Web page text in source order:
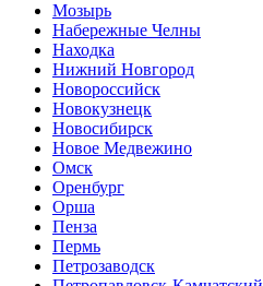
Мозырь
Набережные Челны
Находка
Нижний Новгород
Новороссийск
Новокузнецк
Новосибирск
Новое Медвежино
Омск
Оренбург
Орша
Пенза
Пермь
Петрозаводск